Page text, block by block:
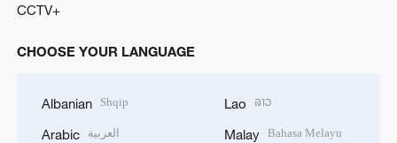
CCTV+
CHOOSE YOUR LANGUAGE
Albanian Shqip
Arabic العربية
Lao ລາວ
Malay Bahasa Melayu